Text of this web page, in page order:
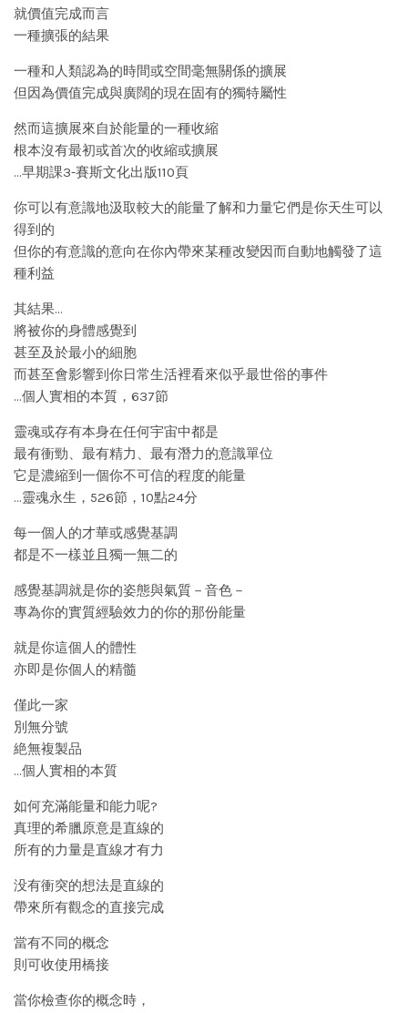
就價值完成而言
一種擴張的結果
一種和人類認為的時間或空間毫無關係的擴展
但因為價值完成與廣闊的現在固有的獨特屬性
然而這擴展來自於能量的一種收縮
根本沒有最初或首次的收縮或擴展
…早期課3-賽斯文化出版110頁
你可以有意識地汲取較大的能量了解和力量它們是你天生可以
得到的
但你的有意識的意向在你內帶來某種改變因而自動地觸發了這
種利益
其結果…
將被你的身體感覺到
甚至及於最小的細胞
而甚至會影響到你日常生活裡看來似乎最世俗的事件
…個人實相的本質，637節
靈魂或存有本身在任何宇宙中都是
最有衝勁、最有精力、最有潛力的意識單位
它是濃縮到一個你不可信的程度的能量
…靈魂永生，526節，10點24分
每一個人的才華或感覺基調
都是不一樣並且獨一無二的
感覺基調就是你的姿態與氣質－音色－
專為你的實質經驗效力的你的那份能量
就是你這個人的體性
亦即是你個人的精髓
僅此一家
別無分號
絶無複製品
…個人實相的本質
如何充滿能量和能力呢?
真理的希臘原意是直線的
所有的力量是直線才有力
没有衝突的想法是直線的
帶來所有觀念的直接完成
當有不同的概念
則可收使用橋接
當你檢查你的概念時，